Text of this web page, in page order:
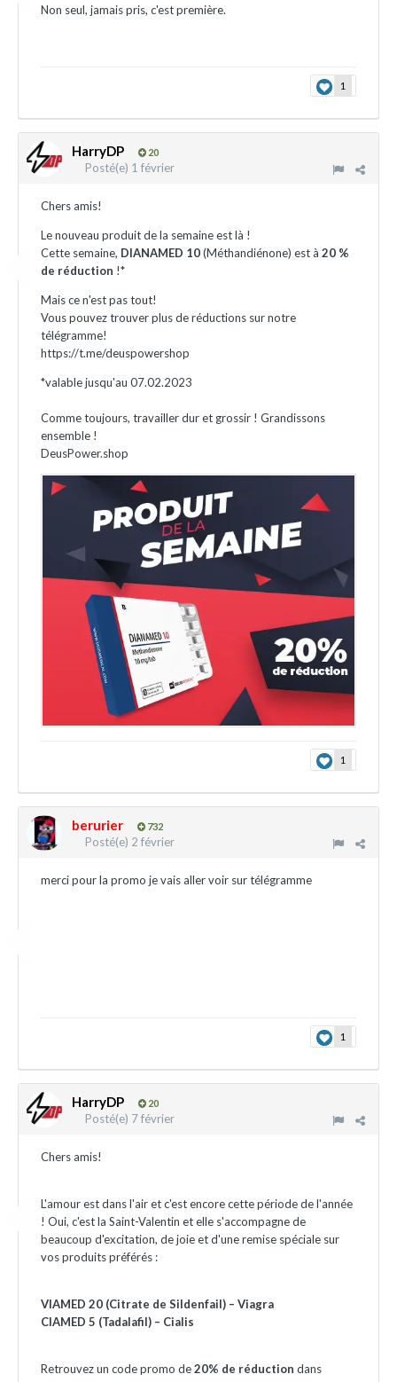
Non seul, jamais pris, c'est première.
1
HarryDP 20
Posté(e) 1 février
Chers amis!
Le nouveau produit de la semaine est là !
Cette semaine, DIANAMED 10(Méthandiénone) est à 20 %
de réduction !*
Mais ce n'est pas tout!
Vous pouvez trouver plus de réductions sur notre
télégramme!
https://t.me/deuspowershop
*valable jusqu'au 07.02.2023
Comme toujours, travailler dur et grossir ! Grandissons
ensemble !
DeusPower.shop
1
berurier 732
Posté(e) 2 février
merci pour la promo je vais aller voir sur télégramme
1
HarryDP 20
Posté(e) 7 février
Chers amis!
L'amour est dans l'air et c'est encore cette période de l'année
! Oui, c'est la Saint-Valentin et elle s'accompagne de
beaucoup d'excitation, de joie et d'une remise spéciale sur
vos produits préférés :
VIAMED 20 (Citrate de Sildenfail) – Viagra
CIAMED 5 (Tadalafil) – Cialis
Retrouvez un code promo de20% de réduction dans